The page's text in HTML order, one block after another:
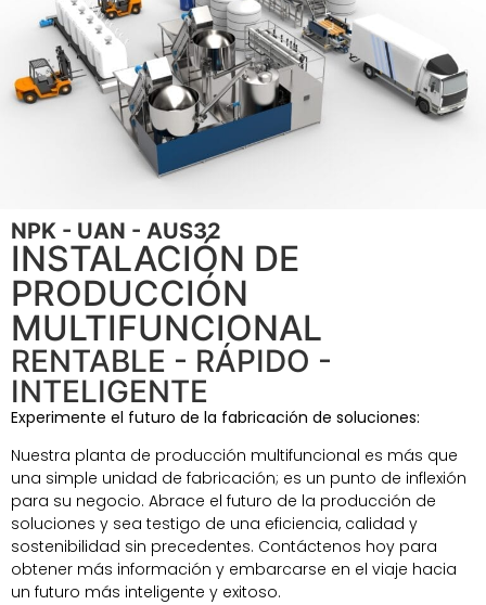
NPK - UAN - AUS32
INSTALACIÓN DE
PRODUCCIÓN
MULTIFUNCIONAL
RENTABLE - RÁPIDO -
INTELIGENTE
Experimente el futuro de la fabricación de soluciones:
Nuestra planta de producción multifuncional es más que
una simple unidad de fabricación; es un punto de inflexión
para su negocio. Abrace el futuro de la producción de
soluciones y sea testigo de una eficiencia, calidad y
sostenibilidad sin precedentes. Contáctenos hoy para
obtener más información y embarcarse en el viaje hacia
un futuro más inteligente y exitoso.